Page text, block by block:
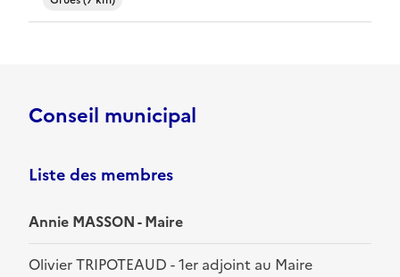
Conseil municipal
Liste des membres
Annie MASSON - Maire
Olivier TRIPOTEAUD - 1er adjoint au Maire